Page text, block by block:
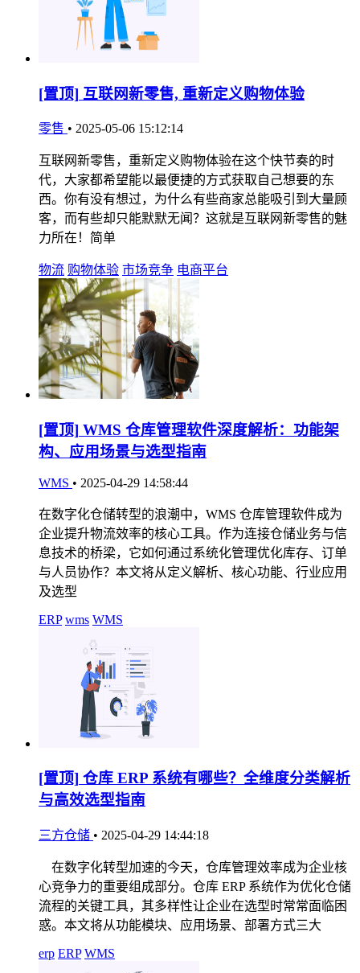
[置顶] 互联网新零售, 重新定义购物体验
零售 • 2025-05-06 15:12:14
互联网新零售，重新定义购物体验在这个快节奏的时
代，大家都希望能以最便捷的方式获取自己想要的东
西。你有没有想过，为什么有些商家总能吸引到大量顾
客，而有些却只能默默无闻？这就是互联网新零售的魅
力所在！简单
物流 购物体验 市场竞争 电商平台
[置顶] WMS 仓库管理软件深度解析：功能架
构、应用场景与选型指南
WMS • 2025-04-29 14:58:44
在数字化仓储转型的浪潮中，WMS 仓库管理软件成为
企业提升物流效率的核心工具。作为连接仓储业务与信
息技术的桥梁，它如何通过系统化管理优化库存、订单
与人员协作？本文将从定义解析、核心功能、行业应用
及选型
ERP wms WMS
[置顶] 仓库 ERP 系统有哪些？全维度分类解析
与高效选型指南
三方仓储 • 2025-04-29 14:44:18
在数字化转型加速的今天，仓库管理效率成为企业核
心竞争力的重要组成部分。仓库 ERP 系统作为优化仓储
流程的关键工具，其多样性让企业在选型时常常面临困
惑。本文将从功能模块、应用场景、部署方式三大
erp ERP WMS